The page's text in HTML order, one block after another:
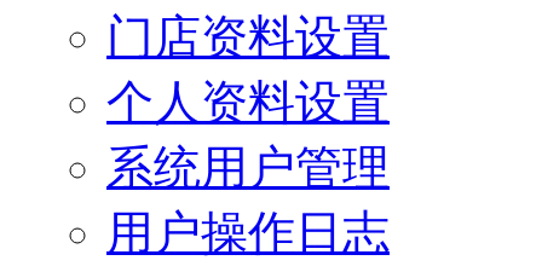
门店资料设置
个人资料设置
系统用户管理
用户操作日志